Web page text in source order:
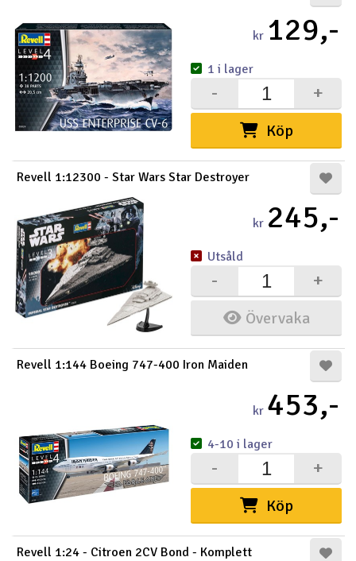
kr 129,-
Köp
+
-
1 i lager
Revell 1:12300 - Star Wars Star Destroyer
kr 245,-
Övervaka
+
-
Utsåld
Revell 1:144 Boeing 747-400 Iron Maiden
kr 453,-
Köp
+
-
4-10 i lager
Revell 1:24 - Citroen 2CV Bond - Komplett